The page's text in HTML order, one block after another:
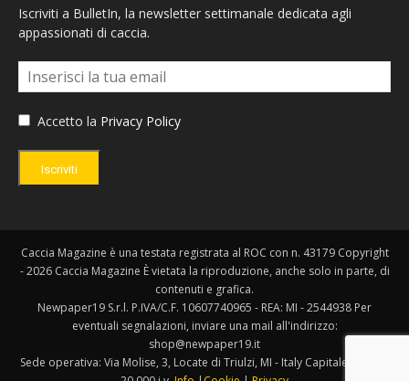
Iscriviti a BulletIn, la newsletter settimanale dedicata agli
appassionati di caccia.
Accetto la Privacy Policy
Iscriviti
Caccia Magazine è una testata registrata al ROC con n. 43179 Copyright
- 2026 Caccia Magazine È vietata la riproduzione, anche solo in parte, di
contenuti e grafica.
Newpaper19 S.r.l. P.IVA/C.F. 10607740965 - REA: MI - 2544938 Per
eventuali segnalazioni, inviare una mail all'indirizzo:
shop@newpaper19.it
Sede operativa: Via Molise, 3, Locate di Triulzi, MI - Italy Capitale Sociale: